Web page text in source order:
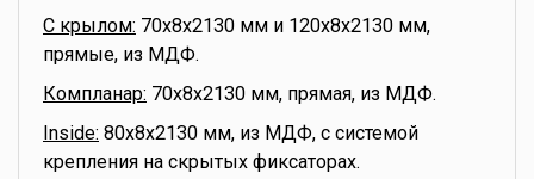
С крылом: 70x8x2130 мм и 120x8x2130 мм,
прямые, из МДФ.
Компланар: 70x8x2130 мм, прямая, из МДФ.
Inside: 80x8x2130 мм, из МДФ, с системой
крепления на скрытых фиксаторах.